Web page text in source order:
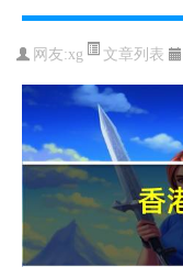
网友:xg 文章列表